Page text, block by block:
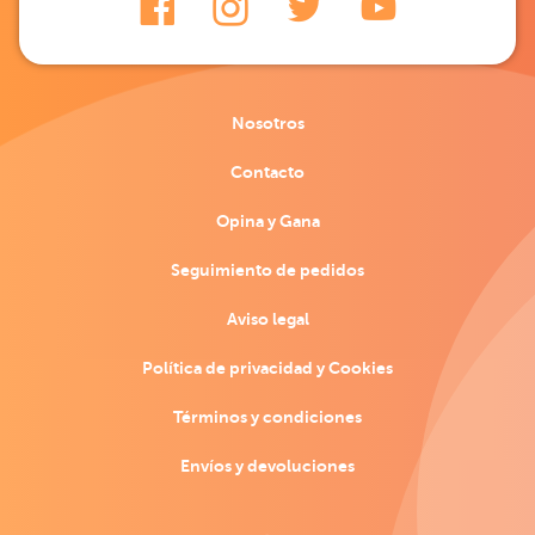
Nosotros
Contacto
Opina y Gana
Seguimiento de pedidos
Aviso legal
Política de privacidad y Cookies
Términos y condiciones
Envíos y devoluciones